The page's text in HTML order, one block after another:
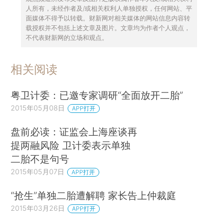
人所有，未经作者及/或相关权利人单独授权，任何网站、平
面媒体不得予以转载。财新网对相关媒体的网站信息内容转
载授权并不包括上述文章及图片。文章均为作者个人观点，
不代表财新网的立场和观点。
相关阅读
粤卫计委：已邀专家调研“全面放开二胎”
2015年05月08日 APP打开
盘前必读：证监会上海座谈再
提两融风险 卫计委表示单独
二胎不是句号
2015年05月07日 APP打开
“抢生”单独二胎遭解聘 家长告上仲裁庭
2015年03月26日 APP打开